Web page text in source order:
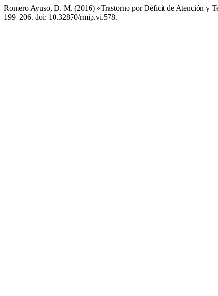
Romero Ayuso, D. M. (2016) «Trastorno por Déficit de Atención y
199–206. doi: 10.32870/rmip.vi.578.